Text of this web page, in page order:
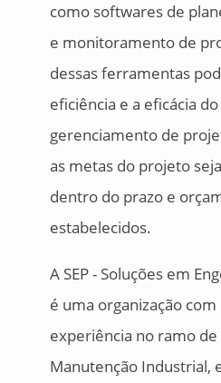
como softwares de
e monitoramento de
dessas ferramentas
eficiência e a eficácia
gerenciamento de
as metas do projeto
dentro do prazo e
estabelecidos.
A SEP - Soluções em
é uma organização
experiência no ramo de
Manutenção Industrial,